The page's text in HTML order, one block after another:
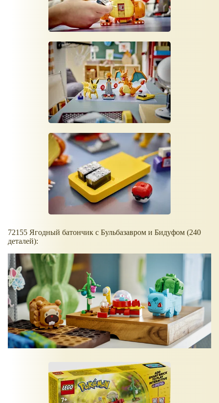
72155 Ягодный батончик с Бульбазавром и Бидуфом (240
деталей):